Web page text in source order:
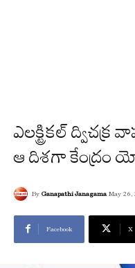
ఎలక్ట్రికల్
ఆ దిశగా కేంద్రం
By Ganapathi Janagama May 26,
Facebook X